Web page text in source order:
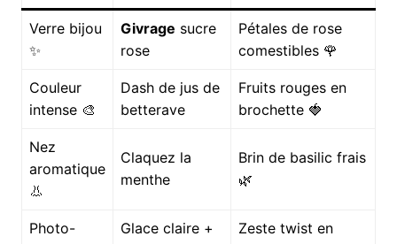
Verre bijou
✨
Givrage sucre
rose
Pétales de rose
comestibles 🌹
Couleur
intense 🎨
Dash de jus de
betterave
Fruits rouges en
brochette 🍓
Nez
aromatique
👃
Claquez la
menthe
Brin de basilic frais
🌿
Photo-
Glace claire +
Zeste twist en